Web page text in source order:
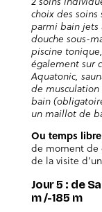
choix des
parmi bain jets
douche sous-
piscine
également sur
Aquatonic,
de
bain
un maillot de
Ou temps libre
de moment de
de la visite
Jour 5 : de
m /-185 m